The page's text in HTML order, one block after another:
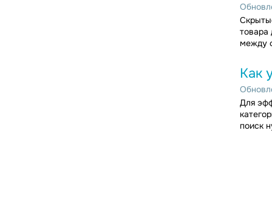
товара
между
Как
Для
поиск